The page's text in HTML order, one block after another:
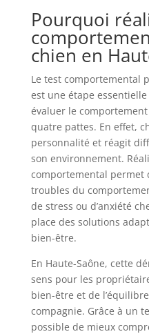
Pourquoi
chien en
Le test comportemental
est une étape
évaluer le
quatre pattes. En effet,
personnalité et réagit
son environnement.
comportemental permet
troubles du
de stress ou d’anxiété
place des solutions
bien-être.
En Haute-Saône, cette
sens pour les
bien-être et de
compagnie. Grâce à un
possible de mieux